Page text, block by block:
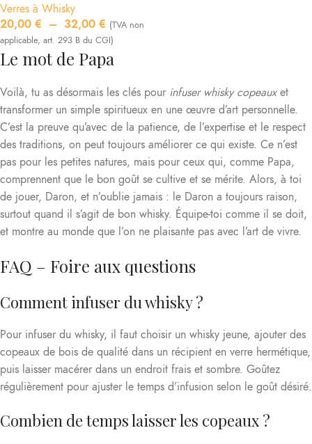
Verres à Whisky
20,00 € – 32,00 € (TVA non
applicable, art. 293 B du CGI)
Le mot de Papa
Voilà, tu as désormais les clés pour infuser whisky copeauxet
transformer un simple spiritueux en une œuvre d’art personnelle.
C’est la preuve qu’avec de la patience, de l’expertise et le respect
des traditions, on peut toujours améliorer ce qui existe. Ce n’est
pas pour les petites natures, mais pour ceux qui, comme Papa,
comprennent que le bon goût se cultive et se mérite. Alors, à toi
de jouer, Daron, et n’oublie jamais : le Daron a toujours raison,
surtout quand il s’agit de bon whisky. Équipe-toi comme il se doit,
et montre au monde que l’on ne plaisante pas avec l’art de vivre.
FAQ – Foire aux questions
Comment infuser du whisky ?
Pour infuser du whisky, il faut choisir un whisky jeune, ajouter des
copeaux de bois de qualité dans un récipient en verre hermétique,
puis laisser macérer dans un endroit frais et sombre. Goûtez
régulièrement pour ajuster le temps d’infusion selon le goût désiré.
Combien de temps laisser les copeaux ?